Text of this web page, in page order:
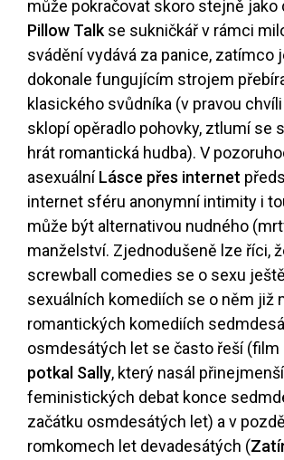
může pokračovat skoro stejně jako
Pillow Talkse sukničkář v rámci
svádění vydává za panice, zatímco
dokonale fungujícím strojem
klasického svůdníka (v pravou
sklopí opěradlo pohovky, ztlumí se
hrát romantická hudba). V
asexuálníLásce přes internet
internet sféru anonymní intimity i
může být alternativou nudného
manželství. Zjednodušeně lze říci,
screwball comedies se o sexu
sexuálních komediích se o něm již
romantických komediích
osmdesátých let se často řeší (film
potkal Sally, který nasál
feministických debat konce
začátku osmdesátých let) a v
romkomech let devadesátých (